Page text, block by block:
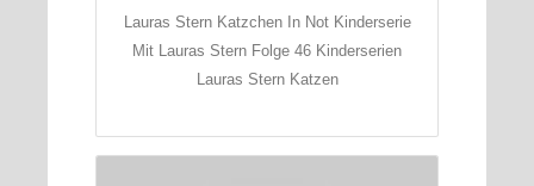
Lauras Stern Katzchen In Not Kinderserie
Mit Lauras Stern Folge 46 Kinderserien
Lauras Stern Katzen